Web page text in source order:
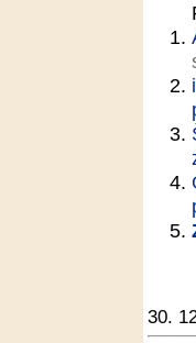
30.